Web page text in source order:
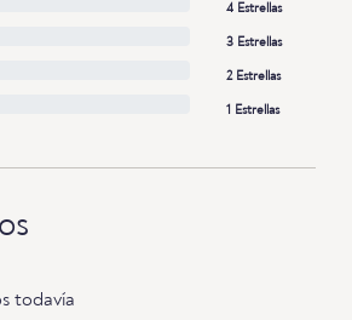
4 Estrellas
3 Estrellas
2 Estrellas
1 Estrellas
todavía